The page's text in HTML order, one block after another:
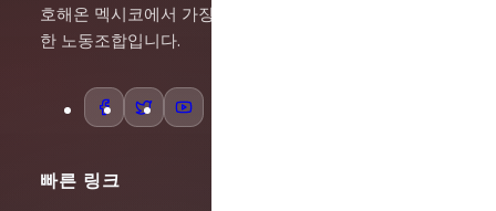
호해온 멕시코에서 가장 중요
한 노동조합입니다.
빠른 링크